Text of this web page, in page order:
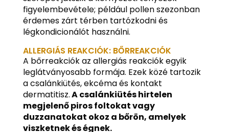
figyelembevétele; például pollen szezonban
érdemes zárt térben tartózkodni és
légkondicionálót használni.
ALLERGIÁS REAKCIÓK: BŐRREAKCIÓK
A bőrreakciók az allergiás reakciók egyik
leglátványosabb formája. Ezek közé tartozik
a csalánkiütés, ekcéma és kontakt
dermatitisz.A csalánkiütés hirtelen
megjelenő piros foltokat vagy
duzzanatokat okoz a bőrön, amelyek
viszketnek és égnek.